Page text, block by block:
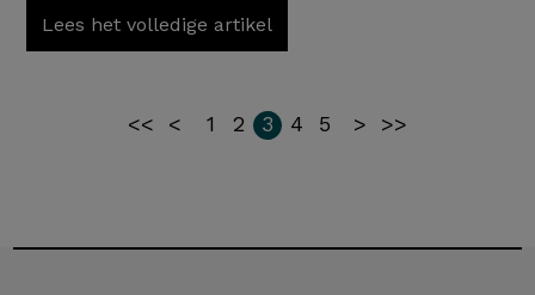
Lees het volledige artikel
<< < 1 2 3 4 5 > >>